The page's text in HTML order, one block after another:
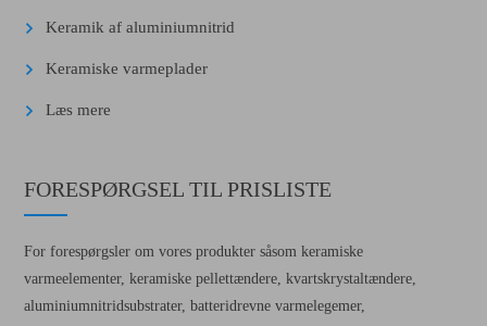
Keramik af aluminiumnitrid
Keramiske varmeplader
Læs mere
FORESPØRGSEL TIL PRISLISTE
For forespørgsler om vores produkter såsom keramiske
varmeelementer, keramiske pellettændere, kvartskrystaltændere,
aluminiumnitridsubstrater, batteridrevne varmelegemer,